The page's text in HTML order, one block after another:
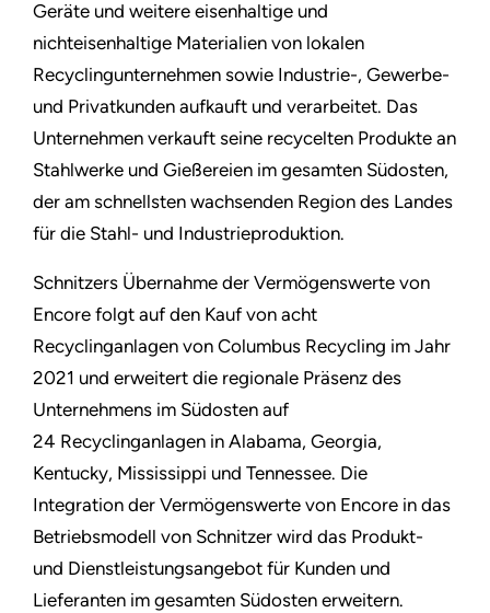
Geräte und weitere eisenhaltige und
nichteisenhaltige Materialien von lokalen
Recyclingunternehmen sowie Industrie-, Gewerbe-
und Privatkunden aufkauft und verarbeitet. Das
Unternehmen verkauft seine recycelten Produkte an
Stahlwerke und Gießereien im gesamten Südosten,
der am schnellsten wachsenden Region des Landes
für die Stahl- und Industrieproduktion.
Schnitzers Übernahme der Vermögenswerte von
Encore folgt auf den Kauf von acht
Recyclinganlagen von Columbus Recycling im Jahr
2021 und erweitert die regionale Präsenz des
Unternehmens im Südosten auf
24 Recyclinganlagen in Alabama, Georgia,
Kentucky, Mississippi und Tennessee. Die
Integration der Vermögenswerte von Encore in das
Betriebsmodell von Schnitzer wird das Produkt-
und Dienstleistungsangebot für Kunden und
Lieferanten im gesamten Südosten erweitern.